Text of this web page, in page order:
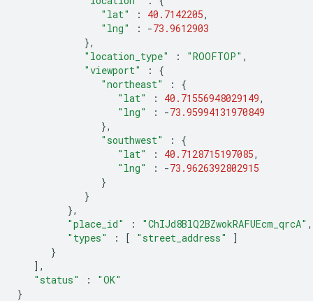
"lat"
: 40.7142205,
"lng"
: -73.9612903
},
"location_type"
: "ROOFTOP" ,
"viewport"
:
{
"northeast"
:
{
"lat"
: 40.71556948029149,
"lng"
: -73.95994131970849
},
"southwest"
:
{
"lat"
: 40.7128715197085,
"lng"
: -73.9626392802915
}
}
},
"place_id"
: "ChIJd8BlQ2BZwokRAFUEcm_qrcA" ,
"types"
: [ "street_address"
]
}
],
"status"
:
"OK"
}